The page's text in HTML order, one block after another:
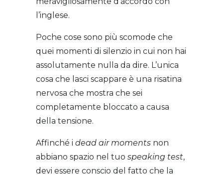
l’inglese.
Poche cose sono più scomode che
quei momenti di silenzio in cui non hai
assolutamente nulla da dire. L’unica
cosa che lasci scappare è una risatina
nervosa che mostra che sei
completamente bloccato a causa
della tensione.
Affinché idead air moments non
abbiano spazio nel tuospeaking test,
devi essere conscio del fatto che la